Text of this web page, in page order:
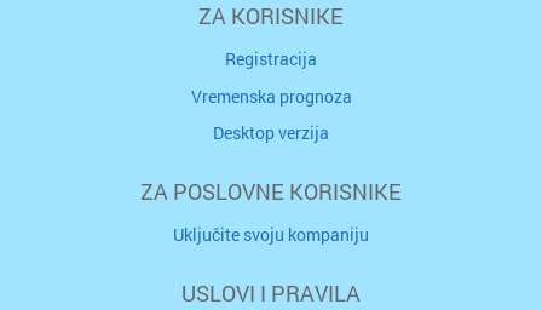
ZA KORISNIKE
Registracija
Vremenska prognoza
Desktop verzija
ZA POSLOVNE KORISNIKE
Uključite svoju kompaniju
USLOVI I PRAVILA